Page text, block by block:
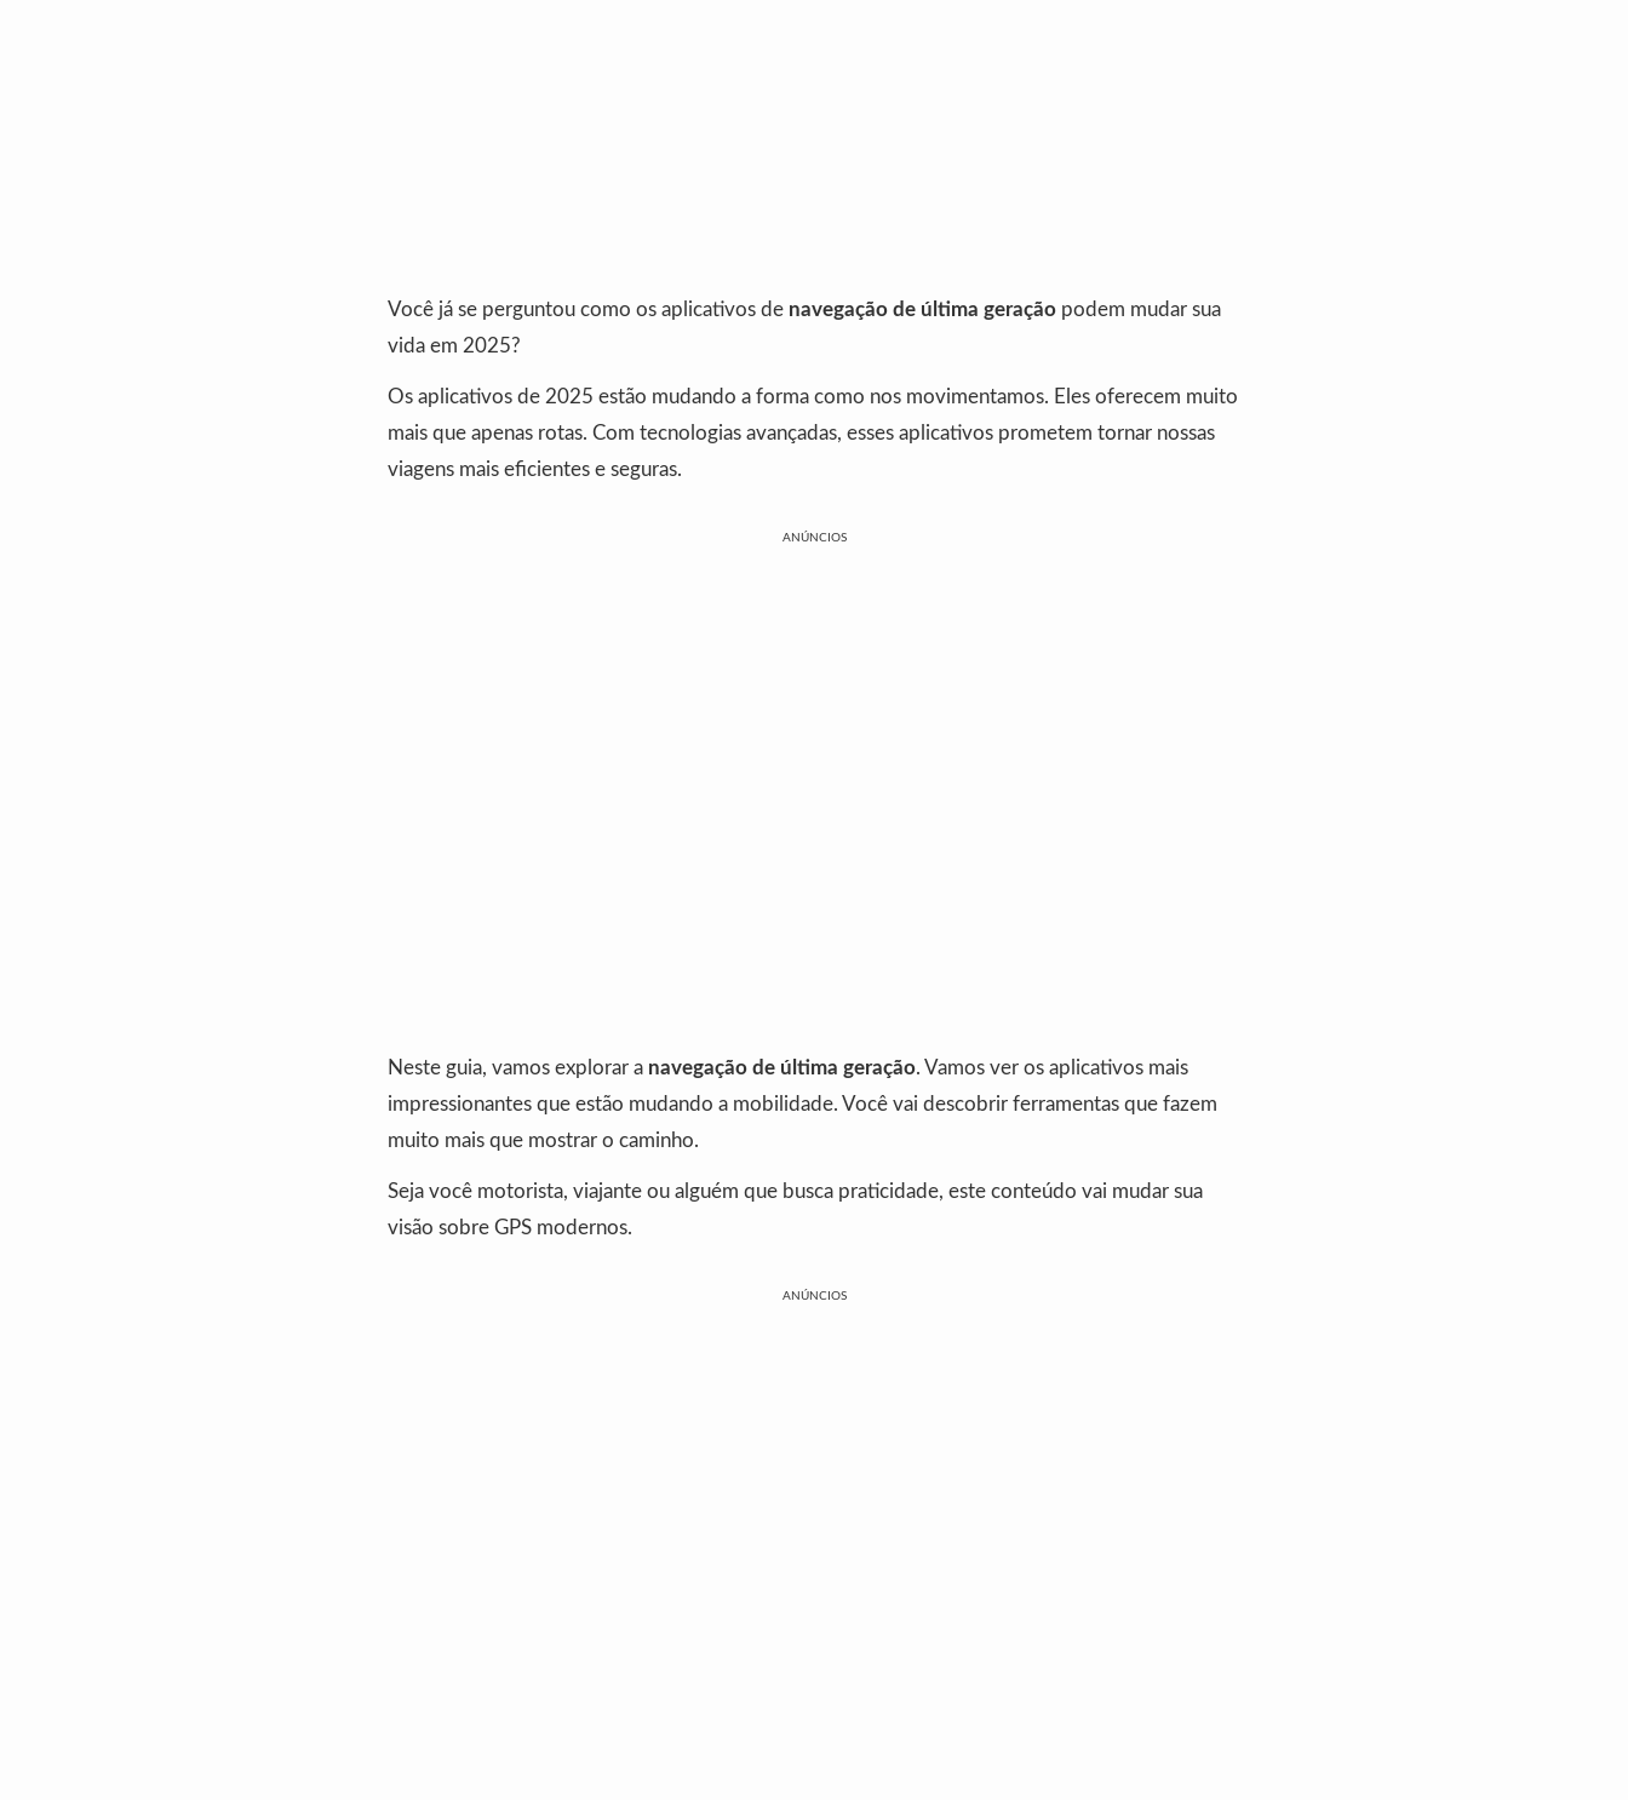
Você já se perguntou como os aplicativos de navegação de última geração podem mudar sua
vida em 2025?
Os aplicativos de 2025 estão mudando a forma como nos movimentamos. Eles oferecem muito
mais que apenas rotas. Com tecnologias avançadas, esses aplicativos prometem tornar nossas
viagens mais eficientes e seguras.
ANÚNCIOS
Neste guia, vamos explorar a navegação de última geração. Vamos ver os aplicativos mais
impressionantes que estão mudando a mobilidade. Você vai descobrir ferramentas que fazem
muito mais que mostrar o caminho.
Seja você motorista, viajante ou alguém que busca praticidade, este conteúdo vai mudar sua
visão sobre GPS modernos.
ANÚNCIOS